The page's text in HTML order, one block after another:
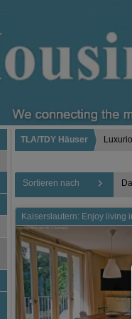
TLA/TDY Häuser
Sortieren nach
Kaiserslautern: Enjoy living